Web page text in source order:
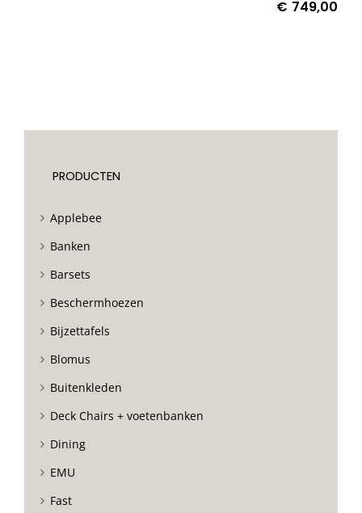
€ 749,00
PRODUCTEN
Applebee
Banken
Barsets
Beschermhoezen
Bijzettafels
Blomus
Buitenkleden
Deck Chairs + voetenbanken
Dining
EMU
Fast